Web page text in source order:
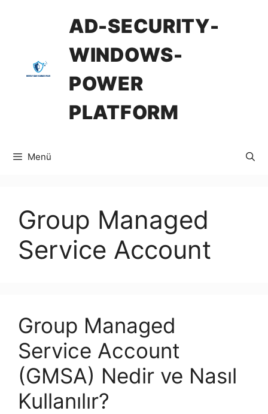
AD-SECURITY-
WINDOWS-
POWER
PLATFORM
Menü
Group Managed
Service Account
Group Managed
Service Account
(GMSA) Nedir ve Nasıl
Kullanılır?